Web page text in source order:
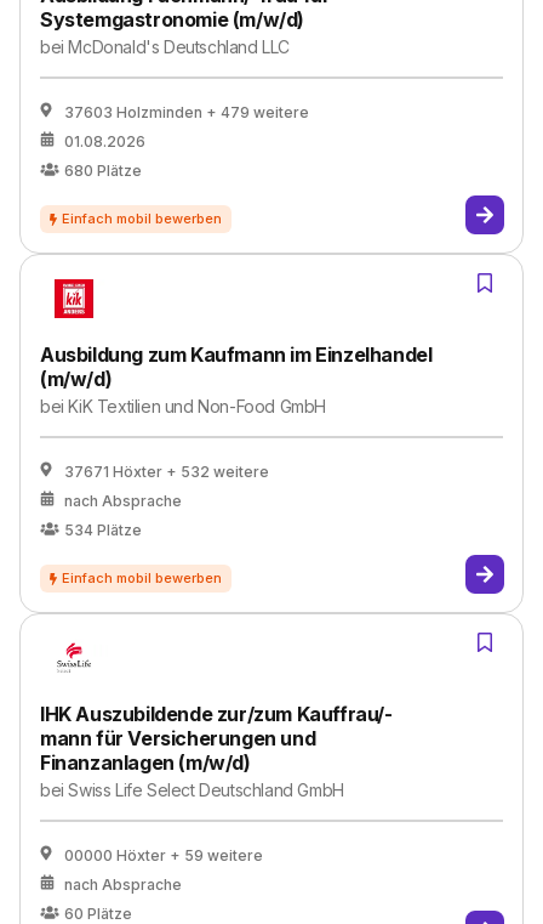
Systemgastronomie (m/w/d)
beiMcDonald's Deutschland LLC
37603 Holzminden + 479 weitere
01.08.2026
680 Plätze
Ausbildung zum Kaufmann im Einzelhandel
(m/w/d)
beiKiK Textilien und Non-Food GmbH
37671 Höxter + 532 weitere
nach Absprache
534 Plätze
IHK Auszubildende zur/zum Kauffrau/-
mann für Versicherungen und
Finanzanlagen (m/w/d)
beiSwiss Life Select Deutschland GmbH
00000 Höxter + 59 weitere
nach Absprache
60 Plätze